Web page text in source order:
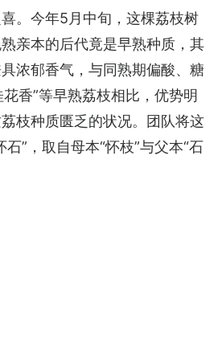
。今年5月中旬，这棵荔枝树
亲本的后代竟是早熟种质，其
浓郁香气，与同熟期偏酸、糖
花香”等早熟荔枝相比，优势明
枝种质匮乏的状况。团队将这
”，取自母本“怀枝”与父本“石